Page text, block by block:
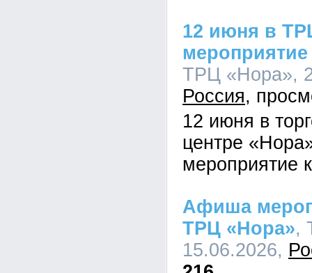
12 июня в
ТРЦ «Нора»,
Россия
12 июня в
центре
мероприятие
Афиша
ТРЦ «Нора»,
15.06.2026,